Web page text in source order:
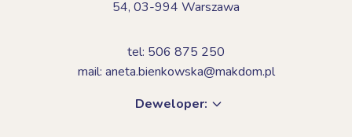
54, 03-994 Warszawa
tel: 506 875 250
mail: aneta.bienkowska@makdom.pl
Deweloper: